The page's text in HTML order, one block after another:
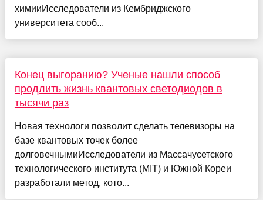
химииИсследователи из Кембриджского
университета сооб...
Конец выгоранию? Ученые нашли способ
продлить жизнь квантовых светодиодов в
тысячи раз
Новая технологи позволит сделать телевизоры на
базе квантовых точек более
долговечнымиИсследователи из Массачусетского
технологического института (MIT) и Южной Кореи
разработали метод, кото...